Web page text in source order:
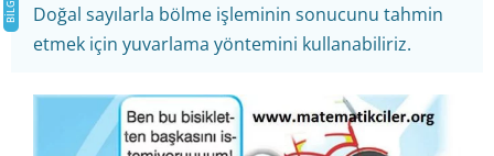
Doğal sayılarla bölme işleminin sonucunu tahmin
etmek için yuvarlama yöntemini kullanabiliriz.